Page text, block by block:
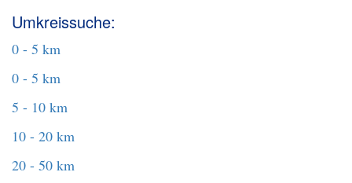
Umkreissuche:
0 - 5 km
0 - 5 km
5 - 10 km
10 - 20 km
20 - 50 km